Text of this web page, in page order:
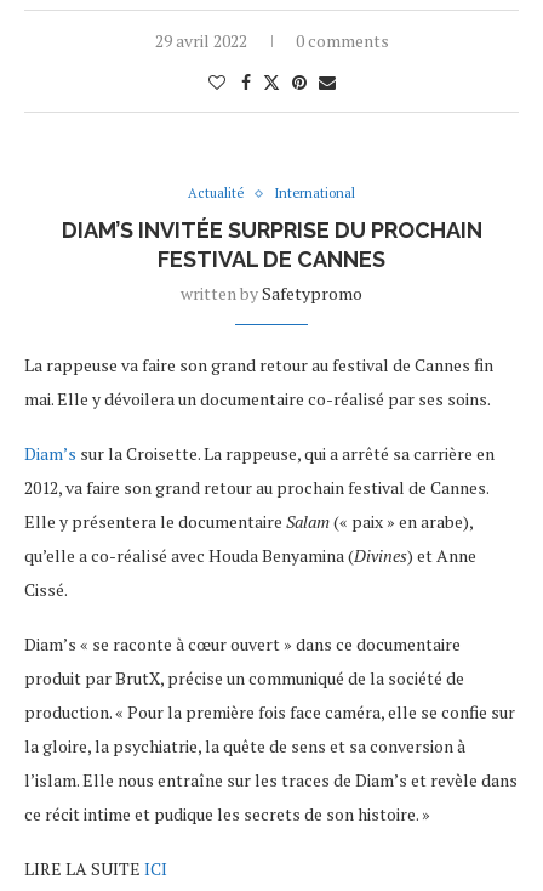
29 avril 2022 0 comments
Actualité International
DIAM’S INVITÉE SURPRISE DU PROCHAIN
FESTIVAL DE CANNES
written bySafetypromo
La rappeuse va faire son grand retour au festival de Cannes fin
mai. Elle y dévoilera un documentaire co-réalisé par ses soins.
Diam’s sur la Croisette. La rappeuse, qui a arrêté sa carrière en
2012, va faire son grand retour au prochain festival de Cannes.
Elle y présentera le documentaire Salam(« paix » en arabe),
qu’elle a co-réalisé avec Houda Benyamina (Divines) et Anne
Cissé.
Diam’s « se raconte à cœur ouvert » dans ce documentaire
produit par BrutX, précise un communiqué de la société de
production. « Pour la première fois face caméra, elle se confie sur
la gloire, la psychiatrie, la quête de sens et sa conversion à
l’islam. Elle nous entraîne sur les traces de Diam’s et revèle dans
ce récit intime et pudique les secrets de son histoire. »
LIRE LA SUITE ICI